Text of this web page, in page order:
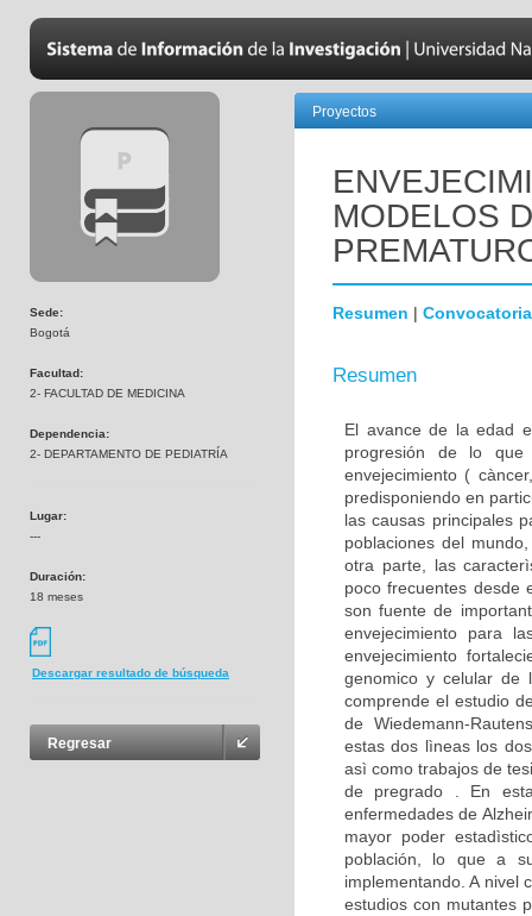
Sede:
Bogotá
Facultad:
2- FACULTAD DE MEDICINA
Dependencia:
2- DEPARTAMENTO DE PEDIATRÍA
Lugar:
---
Duración:
18 meses
Descargar resultado de búsqueda
Regresar
Proyectos
MODELOS
Resumen | Convocatoria
Resumen
El avance de la edad
progresión de lo que
envejecimiento (
predisponiendo en
las causas principales
poblaciones del
otra parte, las
poco frecuentes desde
son fuente de
envejecimiento para
envejecimiento
genomico y celular de
comprende el estudio
de Wiedemann-
estas dos lìneas los
asì como trabajos de
de pregrado . En
enfermedades de
mayor poder
población, lo que a
implementando. A nivel
estudios con mutantes